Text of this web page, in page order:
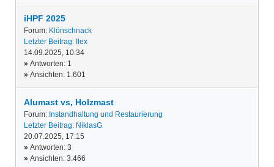
iHPF 2025
Forum: Klönschnack
Letzter Beitrag:
Ilex
14.09.2025, 10:34
» Antworten: 1
» Ansichten: 1.601
Alumast vs, Holzmast
Forum: Instandhaltung und Restaurierung
Letzter Beitrag: NiklasG
20.07.2025, 17:15
» Antworten: 3
» Ansichten: 3.466